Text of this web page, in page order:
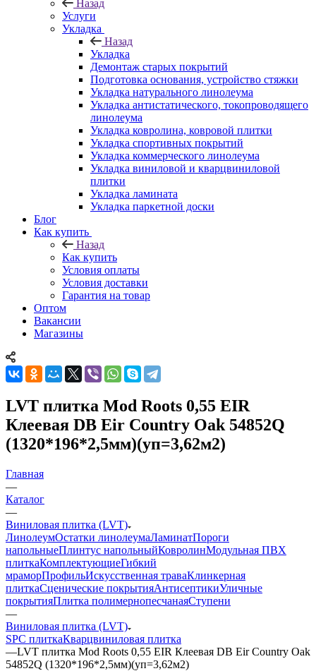
Назад
Услуги
Укладка
Назад
Укладка
Демонтаж старых покрытий
Подготовка основания, устройство стяжки
Укладка натурального линолеума
Укладка антистатического, токопроводящего
линолеума
Укладка ковролина, ковровой плитки
Укладка спортивных покрытий
Укладка коммерческого линолеума
Укладка виниловой и кварцвиниловой
плитки
Укладка ламината
Укладка паркетной доски
Блог
Как купить
Назад
Как купить
Условия оплаты
Условия доставки
Гарантия на товар
Оптом
Вакансии
Магазины
LVT плитка Mod Roots 0,55 EIR
Клеевая DB Eir Country Oak 54852Q
(1320*196*2,5мм)(уп=3,62м2)
Главная
—
Каталог
—
Виниловая плитка (LVT)
ЛинолеумОстатки линолеумаЛаминатПороги
напольныеПлинтус напольныйКовролинМодульная ПВХ
плиткаКомплектующиеГибкий
мраморПрофильИскусственная траваКлинкерная
плиткаСценические покрытияАнтисептикиУличные
покрытияПлитка полимернопесчанаяСтупени
—
Виниловая плитка (LVT)
SPC плиткаКварцвиниловая плитка
—LVT плитка Mod Roots 0,55 EIR Клеевая DB Eir Country Oak
54852Q (1320*196*2,5мм)(уп=3,62м2)